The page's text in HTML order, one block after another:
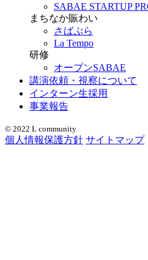
SABAE STARTUP
まちなか賑わい
さばぷら
La Tempo
研修
オープンSABAE
講演依頼・視察について
インターン生採用
事業報告
© 2022 L community.
個人情報保護方針 サイトマップ